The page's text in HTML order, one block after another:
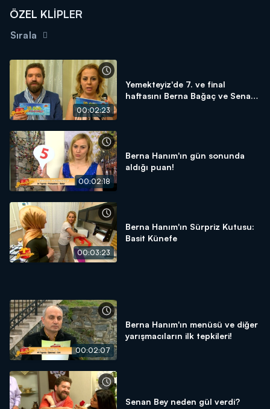
ÖZEL KLİPLER
Sırala
00:02:23
Yemekteyiz'de 7. ve final
haftasını Berna Bağaç ve Senan
00:02:18
Berna Hanım'ın gün sonunda
aldığı puan!
00:03:23
Berna Hanım'ın Sürpriz Kutusu:
Basit Künefe
00:02:07
Berna Hanım'ın menüsü ve diğer
yarışmacıların ilk tepkileri!
Senan Bey neden gül verdi?